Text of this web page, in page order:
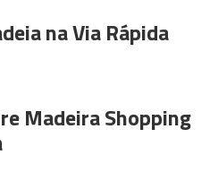
na Via Rápida
Madeira Shopping